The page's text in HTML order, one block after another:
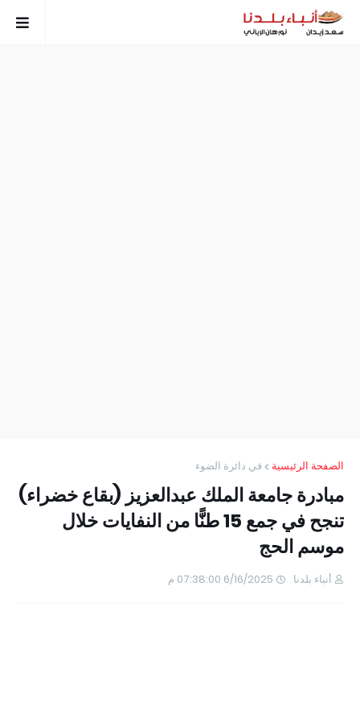
الصفحة الرئيسية في دائرة الضوء
مبادرة جامعة الملك عبدالعزيز (بقاع خضراء)
تنجح في جمع 15 طنًّا من النفايات خلال
موسم الحج
أنباء بلدنا 6/16/2025 07:38:00 م